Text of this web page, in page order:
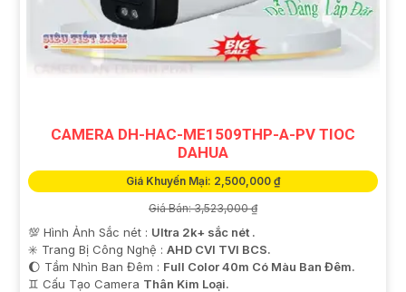
CAMERA DH-HAC-ME1509THP-A-PV TIOC
DAHUA
Giá Khuyến Mại: 2,500,000 ₫
Giá Bán: 3,523,000 ₫
💯 Hình Ảnh Sắc nét : Ultra 2k+ sắc nét .
✳️ Trang Bị Công Nghệ : AHD CVI TVI BCS.
🌔 Tầm Nhìn Ban Đêm : Full Color 40m Có Màu Ban Đêm.
♊ Cấu Tạo Camera Thân Kim Loại.